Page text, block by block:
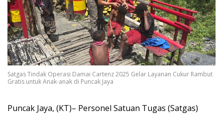
Satgas Tindak Operasi Damai Cartenz 2025 Gelar Layanan Cukur Rambut
Gratis untuk Anak-anak di Puncak Jaya
Puncak Jaya, (KT)– Personel Satuan Tugas (Satgas)